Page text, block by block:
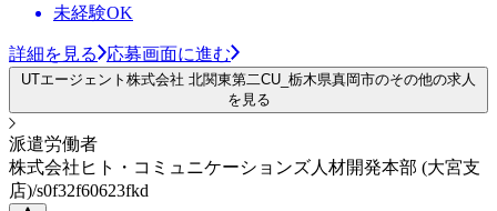
未経験OK
詳細を見る 応募画面に進む
UTエージェント株式会社 北関東第二CU_栃木県真岡市のその他の求人
を見る
派遣労働者
株式会社ヒト・コミュニケーションズ人材開発本部 (大宮支
店)/s0f32f60623fkd